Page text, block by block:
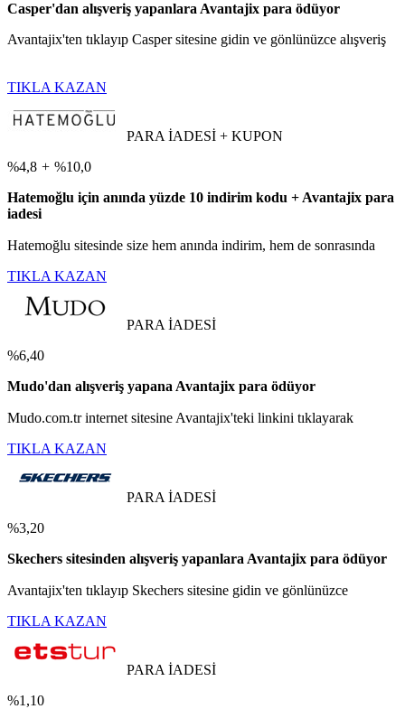
Casper'dan alışveriş yapanlara Avantajix para ödüyor
Avantajix'ten tıklayıp Casper sitesine gidin ve gönlünüzce alışveriş
TIKLA KAZAN
PARA İADESİ + KUPON
%4,8 + %10,0
Hatemoğlu için anında yüzde 10 indirim kodu + Avantajix para
iadesi
Hatemoğlu sitesinde size hem anında indirim, hem de sonrasında
TIKLA KAZAN
PARA İADESİ
%6,40
Mudo'dan alışveriş yapana Avantajix para ödüyor
Mudo.com.tr internet sitesine Avantajix'teki linkini tıklayarak
TIKLA KAZAN
PARA İADESİ
%3,20
Skechers sitesinden alışveriş yapanlara Avantajix para ödüyor
Avantajix'ten tıklayıp Skechers sitesine gidin ve gönlünüzce
TIKLA KAZAN
PARA İADESİ
%1,10